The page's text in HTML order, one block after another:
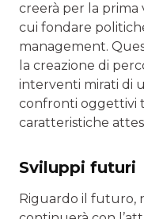
creerà per la prima
cui fondare
management.
la creazione di
interventi mirati di
confronti oggettivi
caratteristiche
Sviluppi futuri
Riguardo il futuro,